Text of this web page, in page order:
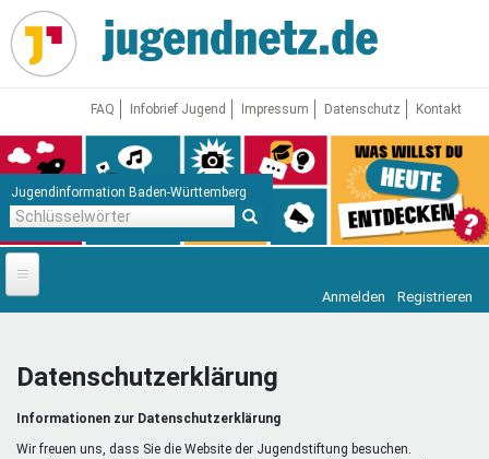
Direkt
zum
Inhalt
FAQ Infobrief Jugend Impressum Datenschutz Kontakt
Jugendinformation Baden-Württemberg
Startseite
Jugendnetz
Freizeit & Reisen
Vor Ort
Anmelden Registrieren
Datenschutzerklärung
Informationen zur Datenschutzerklärung
Wir freuen uns, dass Sie die Website der Jugendstiftung besuchen.